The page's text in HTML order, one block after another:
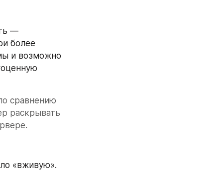
более
и возможно
сравнению
раскрывать
«вживую».